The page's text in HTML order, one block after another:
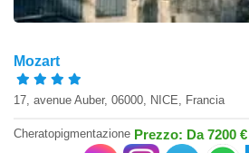
Mozart
17, avenue Auber, 06000, NICE, Francia
Cheratopigmentazione Prezzo: Da 7200 €